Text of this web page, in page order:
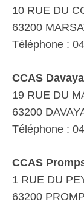
10 RUE DU
63200
Téléphone :
CCAS
19 RUE DU
63200
Téléphone :
CCAS
1 RUE DU
63200